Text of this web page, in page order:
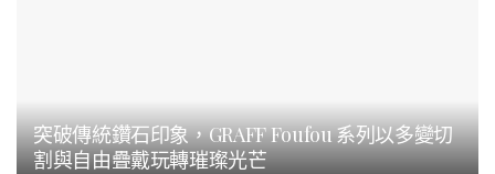
突破傳統鑽石印象，GRAFF Foufou 系列以多變切
割與自由疊戴玩轉璀璨光芒